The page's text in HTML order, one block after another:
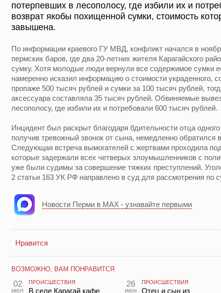
потерпевших в лесополосу, где избили их и
возврат якобы похищенной сумки, стоимость
завышена.
По информации краевого ГУ МВД, конфликт начался в
пермских баров, где два 20-летних жителя Карагайского
сумку. Хотя молодые люди вернули все содержимое сумки
намеренно исказил информацию о стоимости украденного,
пропаже 500 тысяч рублей и сумки за 100 тысяч рублей,
аксессуара составляла 35 тысяч рублей. Обвиняемые
лесополосу, где избили их и потребовали 600 тысяч рублей.
Инцидент был раскрыт благодаря бдительности отца
получив тревожный звонок от сына, немедленно обратился
Следующая встреча вымогателей с жертвами проходила
которые задержали всех четверых злоумышленников с
уже были судимы за совершение тяжких преступлений.
2 статьи 163 УК РФ направлено в суд для рассмотрения по
Новости Перми в MAX - узнавайте первыми
Нравится
ВОЗМОЖНО, ВАМ ПОНРАВИТСЯ
02
июл
ПРОИСШЕСТВИЯ
В селе Карагай кафе
26
июн
ПРОИСШЕСТВИЯ
Отец и сын из